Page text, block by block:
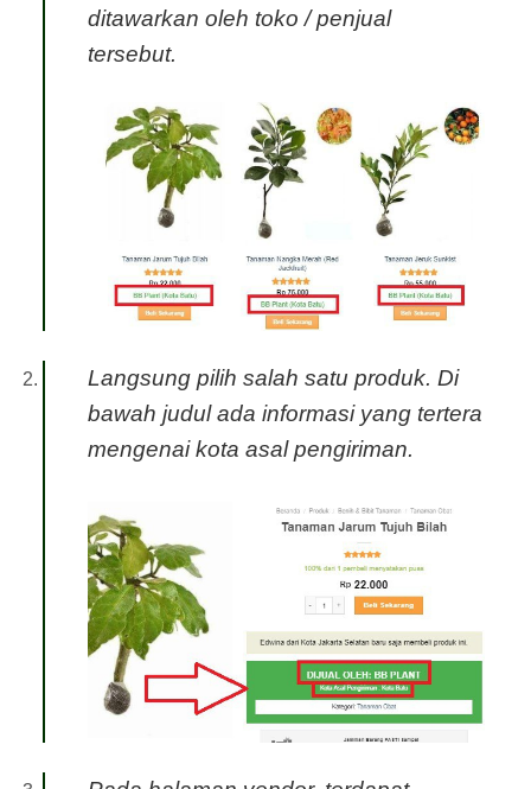
ditawarkan oleh toko / penjual
tersebut.
Langsung pilih salah satu produk. Di
bawah judul ada informasi yang tertera
mengenai kota asal pengiriman.